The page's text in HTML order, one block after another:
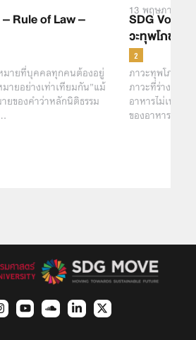
Rule of Law –
ายที่บุคคลทุกคนต้องอยู่
ายอย่างเท่าเทียมกัน”แม้
ยของคำว่าหลักนิติธรรม
13 พฤษภาคม
SDG
วะทุพโภชนา
ภาวะทุพโภชนา
ภาวะที่ร่างกาย
อาหารไม่เหมา
ของอาหาร ซึ่ง